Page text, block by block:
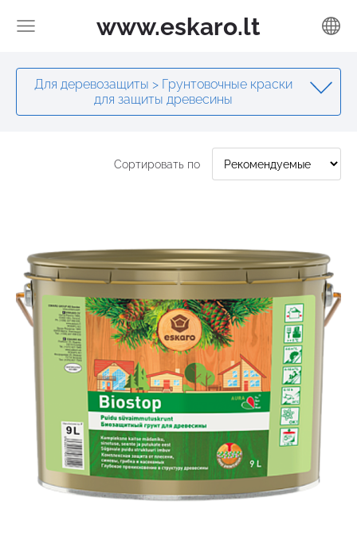
www.eskaro.lt
Для деревозащиты > Грунтовочные краски
для защиты древесины
Сортировать по